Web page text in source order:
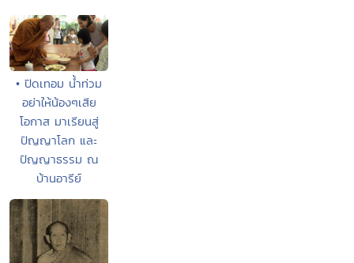
• ปิดเทอม น้ำท่วม
อย่าให้น้องๆเสีย
โอกาส มาเรียนสู่
ปัญญาโลก และ
ปัญญาธรรม ณ
บ้านอารีย์